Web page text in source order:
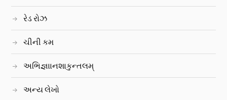
રેડ રોઝ
ચીની કમ
અભિજ્ઞાાનશાકુન્તલમ્
અન્ય લેખો